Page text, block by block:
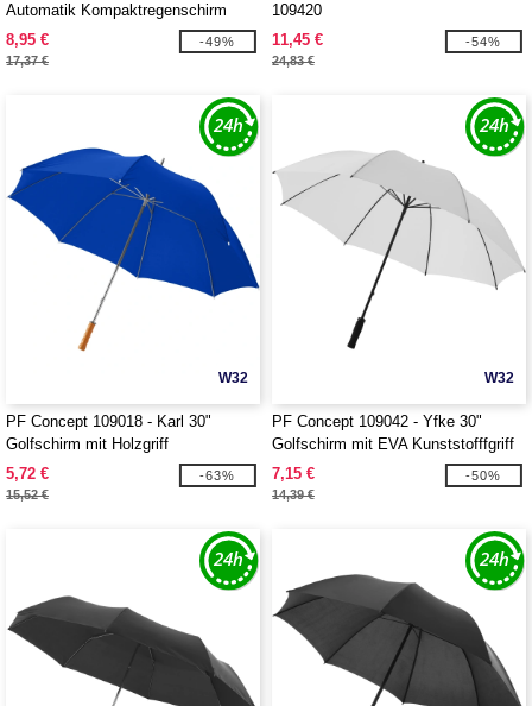
Automatik Kompaktregenschirm
8,95 €
17,37 €
-49%
109420
11,45 €
24,83 €
-54%
W32
PF Concept 109018 - Karl 30"
Golfschirm mit Holzgriff
5,72 €
15,52 €
-63%
W32
PF Concept 109042 - Yfke 30"
Golfschirm mit EVA Kunststofffgriff
7,15 €
14,39 €
-50%